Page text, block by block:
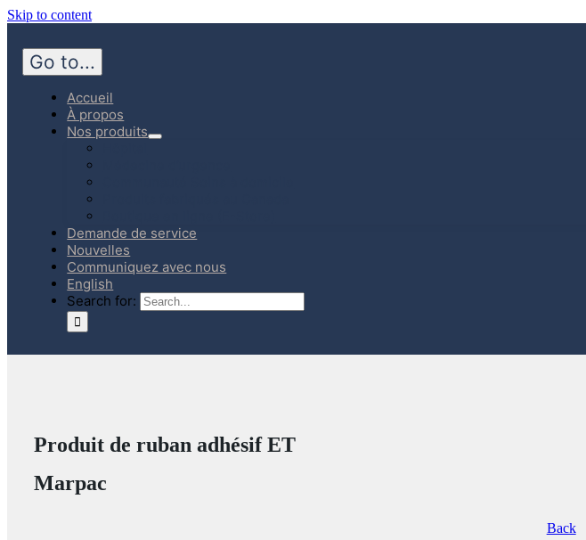
Skip to content
Go to...
Accueil
À propos
Nos produits
Demande de service
Nouvelles
Communiquez avec nous
English
Search for:
Produit de ruban adhésif ET
Marpac
Back